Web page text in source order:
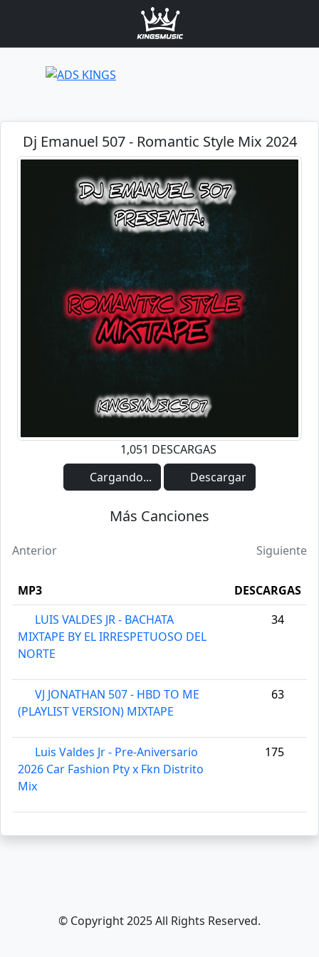
Dj Emanuel 507 - Romantic Style Mix 2024
1,051 DESCARGAS
Cargando...
Descargar
Más Canciones
Anterior Siguiente
MP3
DESCARGAS
LUIS VALDES JR - BACHATA
MIXTAPE BY EL IRRESPETUOSO DEL
NORTE
34
VJ JONATHAN 507 - HBD TO ME
(PLAYLIST VERSION) MIXTAPE
63
Luis Valdes Jr - Pre-Aniversario
2026 Car Fashion Pty x Fkn Distrito
Mix
175
© Copyright 2025 All Rights Reserved.